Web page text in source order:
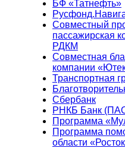
БФ «Татнефть»
Совместный
пассажирская
РДКМ
Совместная
компании
Транспортная
Сбербанк
РНКБ Банк
Программа
Программа
области